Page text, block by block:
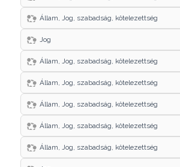
Állam, Jog, szabadság, kötelezettség
Jog
Állam, Jog, szabadság, kötelezettség
Állam, Jog, szabadság, kötelezettség
Állam, Jog, szabadság, kötelezettség
Állam, Jog, szabadság, kötelezettség
Állam, Jog, szabadság, kötelezettség